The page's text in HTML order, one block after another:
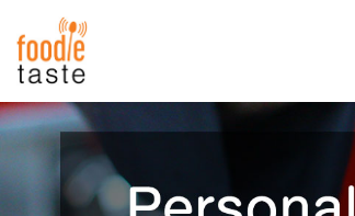
สูตรอาหาร
สูตรอาหารล่าสุด
พาไปชิม